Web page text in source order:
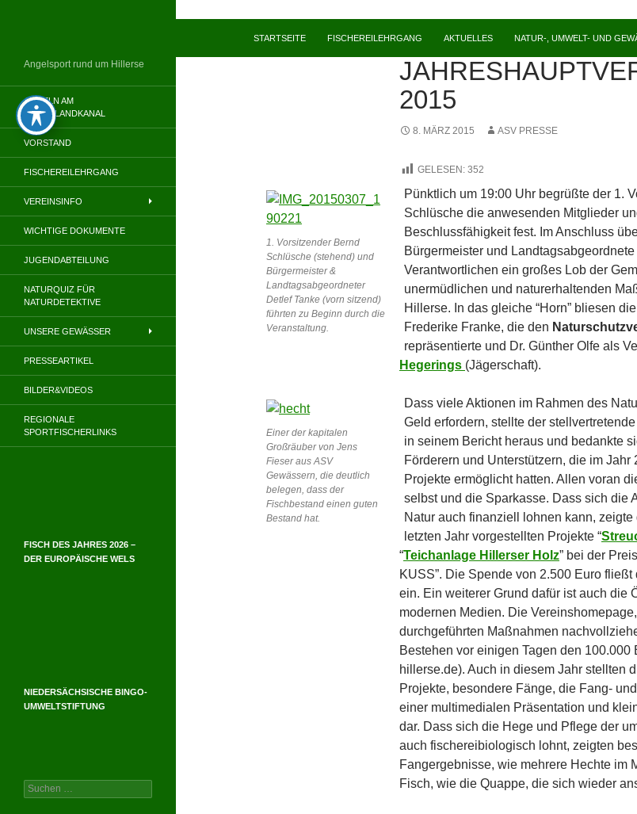
STARTSEITE FISCHEREILEHRGANG AKTUELLES NATUR-, UMWELT- UND
ALLGEMEIN, PRESSE
2015
8. MÄRZ 2015 ASV PRESSE
GELESEN: 352
1. Vorsitzender Bernd
Schlüsche (stehend) und
Bürgermeister &
Landtagsabgeordneter
Detlef Tanke (vorn sitzend)
führten zu Beginn durch die
Veranstaltung.
Pünktlich um 19:00 Uhr begrüßte der 1.
Schlüsche die anwesenden Mitglieder
Beschlussfähigkeit fest. Im Anschluss
Bürgermeister und Landtagsabgeordnete
Verantwortlichen ein großes Lob der
unermüdlichen und naturerhaltenden
Hillerse. In das gleiche “Horn” bliesen
Frederike Franke, die den
repräsentierte und Dr. Günther Olfe als
Hegerings (Jägerschaft).
Einer der kapitalen
Großräuber von Jens
Fieser aus ASV
Gewässern, die deutlich
belegen, dass der
Fischbestand einen guten
Bestand hat.
Dass viele Aktionen im Rahmen des
Geld erfordern, stellte der
in seinem Bericht heraus und bedankte
Förderern und Unterstützern, die im
Projekte ermöglicht hatten. Allen voran
selbst und die Sparkasse. Dass sich die
Natur auch finanziell lohnen kann,
letzten Jahr vorgestellten Projekte “
“Teichanlage Hillerser Holz” bei der
KUSS”. Die Spende von 2.500 Euro
ein. Ein weiterer Grund dafür ist auch die
modernen Medien. Die
durchgeführten Maßnahmen
Bestehen vor einigen Tagen den 100.000
hillerse.de). Auch in diesem Jahr stellten
Projekte, besondere Fänge, die Fang-
einer multimedialen Präsentation und
dar. Dass sich die Hege und Pflege der
auch fischereibiologisch lohnt, zeigten
Fangergebnisse, wie mehrere Hechte im
Fisch, wie die Quappe, die sich wieder
Angelsport rund um Hillerse
ANGELN AM
MITTELLANDKANAL
VORSTAND
FISCHEREILEHRGANG
VEREINSINFO
WICHTIGE DOKUMENTE
JUGENDABTEILUNG
NATURQUIZ FÜR
NATURDETEKTIVE
UNSERE GEWÄSSER
PRESSEARTIKEL
BILDER&VIDEOS
REGIONALE
SPORTFISCHERLINKS
FISCH DES JAHRES 2026 –
DER EUROPÄISCHE WELS
NIEDERSÄCHSISCHE BINGO-
UMWELTSTIFTUNG
Suchen
nach: